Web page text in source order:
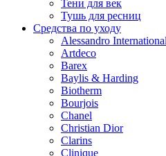
Тени для век
Тушь для ресниц
Средства по уходу
Alessandro International
Artdeco
Barex
Baylis & Harding
Biotherm
Bourjois
Chanel
Christian Dior
Clarins
Clinique